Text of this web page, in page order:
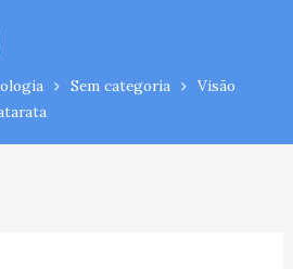
Sem categoria
Visão